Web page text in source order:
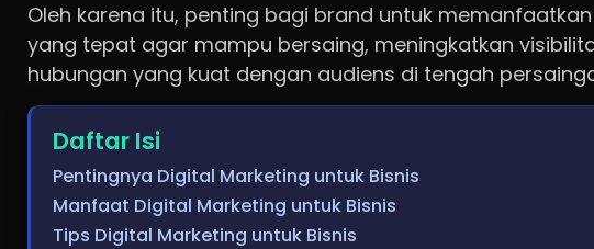
Oleh karena itu, penting bagi brand untuk
yang tepat agar mampu bersaing, meningkatkan
hubungan yang kuat dengan audiens di tengah
Daftar Isi
Pentingnya Digital Marketing untuk Bisnis
Manfaat Digital Marketing untuk Bisnis
Tips Digital Marketing untuk Bisnis